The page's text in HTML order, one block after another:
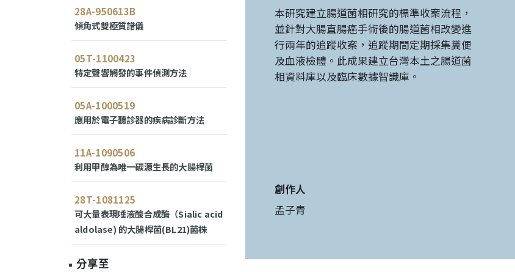
28A-950613B
傾角式雙極質譜儀
05T-1100423
特定聲響觸發的事件偵測方法
05A-1000519
應用於電子聽診器的疾病診斷方法
11A-1090506
利用甲醇為唯一碳源生長的大腸桿菌
28T-1081125
可大量表現唾液酸合成酶（Sialic acid
aldolase) 的大腸桿菌(BL21)菌株
分享至
本研究建立腸道菌相研究的標準收案流程，
並針對大腸直腸癌手術後的腸道菌相改變進
行兩年的追蹤收案，追蹤期間定期採集糞便
及血液檢體。此成果建立台灣本土之腸道菌
相資料庫以及臨床數據智識庫。
創作人
孟子青